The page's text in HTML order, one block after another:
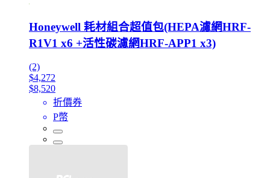
Honeywell 耗材組合超值包(HEPA濾網HRF-
R1V1 x6 +活性碳濾網HRF-APP1 x3)
(2)
$4,272
$8,520
折價券
P幣